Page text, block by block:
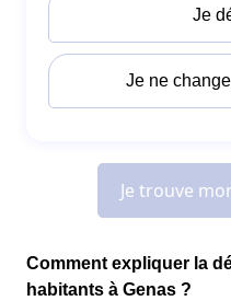
Comment expliquer la
habitants à Genas ?